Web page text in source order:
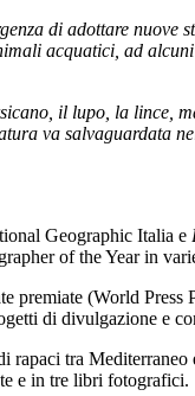
di adottare nuove
acquatici, ad
il lupo, la lince,
va salvaguardata
Geographic Italia e
of the Year in
premiate (World
di divulgazione e
rapaci tra
e in tre libri fotografici.